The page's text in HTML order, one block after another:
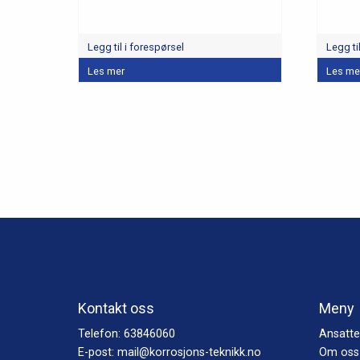
Legg til i forespørsel
Les mer
Legg
Les
Kontakt oss
Telefon: 63846060
E-post: mail@korrosjons-teknikk.no
Meny
Ansatte
Om oss